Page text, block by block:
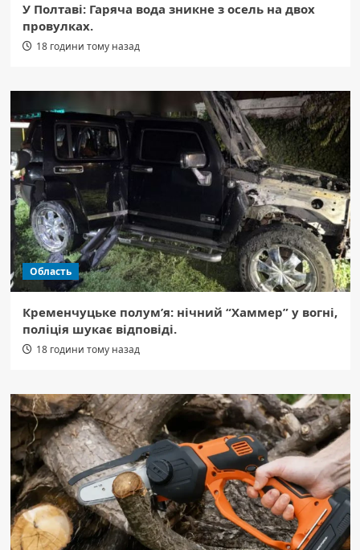
У Полтаві: Гаряча вода зникне з осель на двох
провулках.
18 години тому назад
Область
Кременчуцьке полум’я: нічний “Хаммер” у вогні,
поліція шукає відповіді.
18 години тому назад